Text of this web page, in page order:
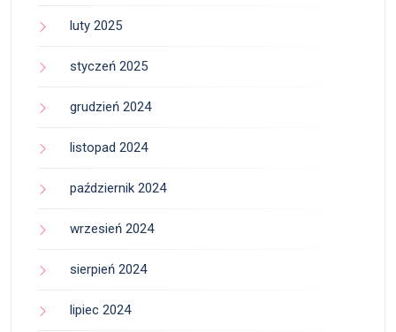
luty 2025
styczeń 2025
grudzień 2024
listopad 2024
październik 2024
wrzesień 2024
sierpień 2024
lipiec 2024